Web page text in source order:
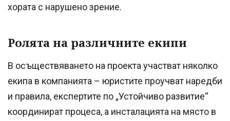
хората с нарушено зрение.
Ролята на различните екипи
В осъществяването на проекта участват няколко
екипа в компанията – юристите проучват наредби
и правила, експертите по „Устойчиво развитие“
координират процеса, а инсталацията на място в